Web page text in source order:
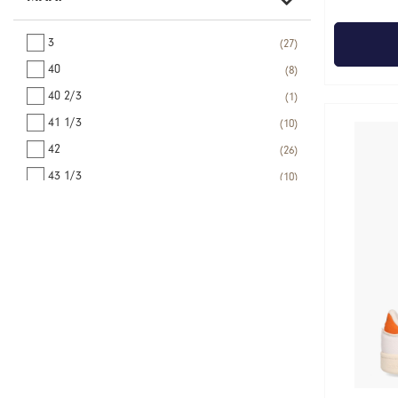
3 27
40 8
40 2/3 1
41 1/3 10
42 26
43 1/3 10